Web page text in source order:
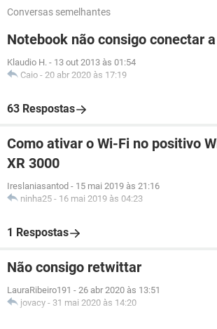
Conversas semelhantes
Notebook não consigo conectar
Klaudio H. - 13 out 2013 às 01:54
Caio - 20 abr 2020 às 17:19
63 Respostas
Como ativar o Wi-Fi no positivo
XR 3000
Ireslaniasantod - 15 mai 2019 às 21:16
ninha25 - 16 mai 2019 às 04:23
1 Respostas
Não consigo retwittar
LauraRibeiro191 - 26 abr 2020 às 13:51
jovacy - 31 mai 2020 às 14:20